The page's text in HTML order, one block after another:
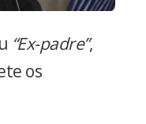
“Ex-padre”,
os